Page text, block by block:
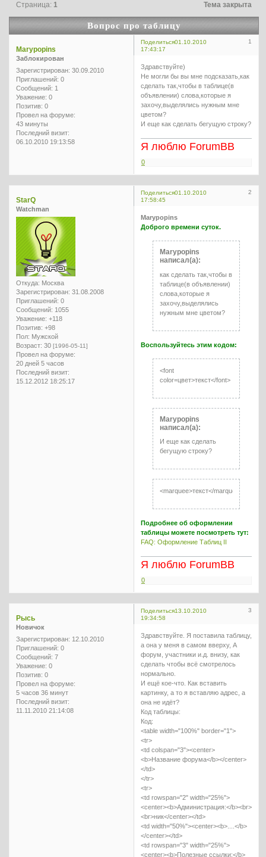
Вопрос про таблицу
Страница:1 Тема закрыта
Поделиться 1
01.10.2010
17:43:17
Marypopins
Заблокирован
Зарегистрирован: 30.09.2010
Приглашений: 0
Сообщений: 1
Уважение: 0
Позитив: 0
Провел на форуме:
43 минуты
Последний визит:
06.10.2010 19:13:58
Здравствуйте)
Не могли бы вы мне подсказать,как
сделать так,чтобы в таблице(в
объявлении) слова,которые я
захочу,выделялись нужным мне
цветом?
И еще как сделать бегущую строку?
Я люблю ForumBB
0
Поделиться 2
01.10.2010
17:58:45
StarQ
Watchman
Откуда: Москва
Зарегистрирован: 31.08.2008
Приглашений: 0
Сообщений: 1055
Уважение: +118
Позитив: +98
Пол: Мужской
Возраст: 30 [1996-05-11]
Провел на форуме:
20 дней 5 часов
Последний визит:
15.12.2012 18:25:17
Marypopins
Доброго времени суток.
Marypopins
написал(а):
как сделать так,чтобы в
таблице(в объявлении)
слова,которые я
захочу,выделялись
нужным мне цветом?
Воспользуйтесь этим кодом:
<font
color=цвет>текст</font>
Marypopins
написал(а):
И еще как сделать
бегущую строку?
<marquee>текст</marquee>
Подробнее об оформлении
таблицы можете посмотреть тут:
FAQ: Оформление Таблиц II
Я люблю ForumBB
0
Поделиться 3
13.10.2010
19:34:58
Рысь
Новичок
Зарегистрирован: 12.10.2010
Приглашений: 0
Сообщений: 7
Уважение: 0
Позитив: 0
Провел на форуме:
5 часов 36 минут
Последний визит:
11.11.2010 21:14:08
Здравствуйте. Я поставила таблицу,
а она у меня в самом вверху, А
форум, участники и.д. внизу, как
сделать чтобы всё смотрелось
нормально.
И ещё кое-что. Как вставить
картинку, а то я вставляю адрес, а
она не идёт?
Код таблицы:
Код:
<table width="100%" border="1">
<tr>
<td colspan="3"><center>
<b>Название форума</b></center>
</td>
</tr>
<tr>
<td rowspan="2" width="25%">
<center><b>Администрация:</b><br>
<br>ник</center></td>
<td width="50%"><center><b>....</b>
</center></td>
<td rowspan="3" width="25%">
<center><b>Полезные ссылки:</b>